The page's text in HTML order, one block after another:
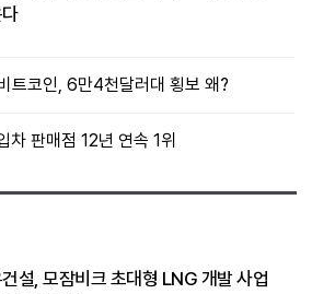
트코인, 6만4천달러대 횡보 왜?
차 판매점 12년 연속 1위
설, 모잠비크 초대형 LNG 개발 사업